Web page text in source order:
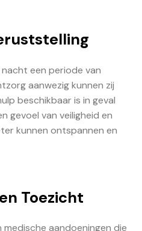
een periode van
aanwezig kunnen zij
beschikbaar is in geval
gevoel van veiligheid en
kunnen ontspannen en
Toezicht
aandoeningen die